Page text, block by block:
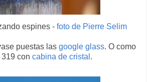
espines - foto de Pierre Selim
puestas las google glass. O como
319 con cabina de cristal .